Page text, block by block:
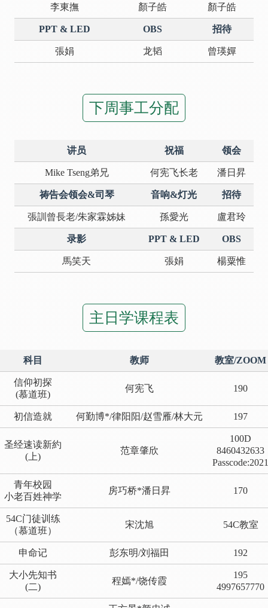
李東撫 顏子皓 顏子皓
PPT & LED OBS 招待
張娟 龙韬 曾瑛嬋
下周事工分配
讲员 祝福 领会
Mike Tseng弟兄 何宪飞长老 潘日昇
祷告会领会&司琴 音响&灯光 招待
張訓曾長老/朱家霖姊妹 孫愛光 盧君玲
录影 PPT & LED OBS
馬笑天 張娟 楊粟惟
主日学课程表
科目 教师 教室/ZOOM
信仰初探
(慕道班)
何宪飞 190
初信造就 何勤博*/律阳阳/赵雪雁/林大元 197
圣经速读新約
(上)
范章肇欣
100D
8460432633
Passcode:2021
青年校园
小老百姓神学
房巧桥*潘日昇 170
54C门徒训练
（慕道班）
宋沈旭 54C教室
申命记 彭东明/刘福田 192
大小先知书
(二)
程嫣*/饶传霞
195
4997657770